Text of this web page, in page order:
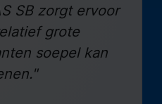
SB zorgt ervoor
grote
soepel kan